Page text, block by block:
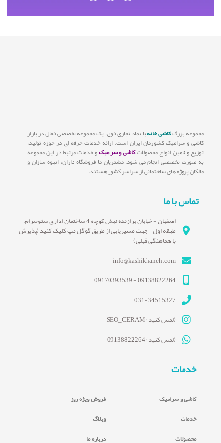
مجموعه بزرگکاشی خانهبا نماد تجاری فوق، یک مجموعه تخصصی فعال در بازار
کاشی و سرامیک کشورمان ایران است. ارائه خدمات حرفه ای در حوزه تولید،
توزیع و تامین انواع محصولاتکاشی و سرامیکو خدمات مرتبط در این مجموعه
به صورت تخصصی انجام می شود. مشتریان ما فروشگاه داران، انبوه سازان و
مالکان پروژه های ساختمانی از سراسر کشور هستند.
تماس با ما
اصفهان - خیابان برازنده نبش کوچه 4 ساختمان اداری سئوسرام،
طبقه اول - جهت مسیریابی از طریق گوگل مپ کلیک کنید (پذیرش
با هماهنگی قبلی)
info@kashikhaneh.com
09138822264 - 09170393539
031-34515327
(لمس کنید) SEO_CERAM
(لمس کنید) 09138822264
خدمات
کاشی و سرامیک
خدمات
محصولات
فروش ویژه روز
وبلاگ
درباره ما